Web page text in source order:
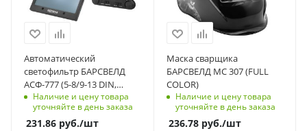
Страна изготовления
Китай
⁰C
-10 - +60
Тип батареи
Литиевая
Автоматический
светофильтр БАРСВЕЛД
АСФ-777 (5-8/9-13 DIN,
114х133/100х100 мм,
1/1/1/1), FULL COLOR
Наличие и цену товара
уточняйте в день заказа
231.86 руб./шт
Страна изготовления
Китай
⁰C
-10 - +60
Тип батареи
Литиевая
Маска сварщика
БАРСВЕЛД МС 307 (FULL
COLOR)
Наличие и цену товара
уточняйте в день заказа
236.78руб./шт